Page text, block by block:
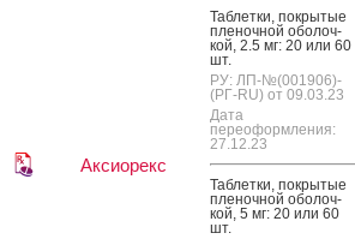
Аксиорекс
Таб­летки, пок­ры­тые
пле­ноч­ной обо­лоч­
кой, 2.5 мг: 20 или 60
шт.
РУ: ЛП-№(001906)-
(РГ-RU) от 09.03.23
Дата
переоформления:
27.12.23
Таб­летки, пок­ры­тые
пле­ноч­ной обо­лоч­
кой, 5 мг: 20 или 60
шт.